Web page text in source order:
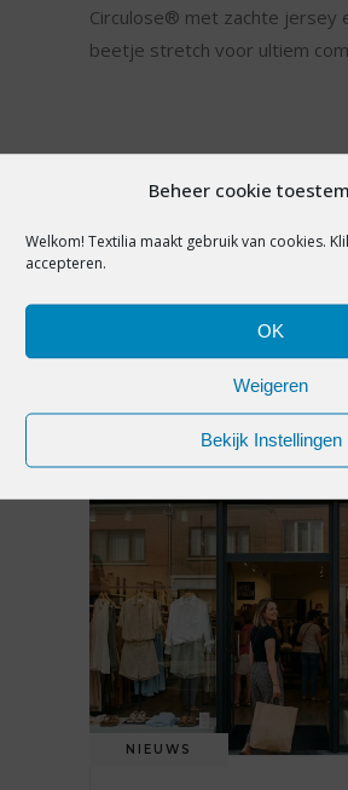
Beheer cookie
Welkom! Textilia maakt gebruik van cookies.
accepteren.
OK
Weigeren
Bekijk Instellingen
Circulose® met zachte jersey
beetje stretch voor ultiem
YOU MAY ALSO LIKE
NIEUWS